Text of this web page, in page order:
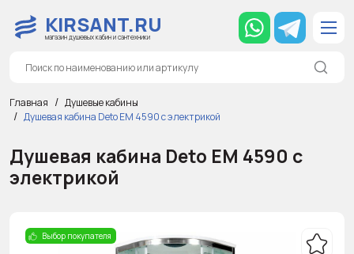
KIRSANT.RU
магазин душевых кабин и сантехники
Главная
Душевые кабины
Душевая кабина Deto EM 4590 с электрикой
Душевая кабина Deto EM 4590 с
электрикой
Выбор покупателя